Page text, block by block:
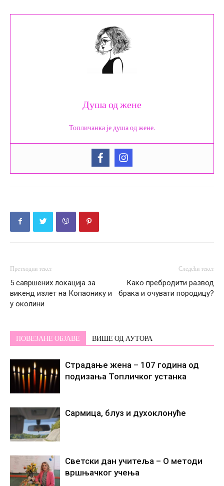
Душа од жене
Топличанка је душа од жене.
Претходни текст
5 савршених локација за
викенд излет на Копаонику и
у околини
Следећи текст
Како пребродити развод
брака и очувати породицу?
ПОВЕЗАНЕ ОБЈАВЕ ВИШЕ ОД АУТОРА
Страдање жена – 107 година од
подизања Топличког устанка
Сармица, блуз и духоклонуће
Светски дан учитеља – О методи
вршњачког учења